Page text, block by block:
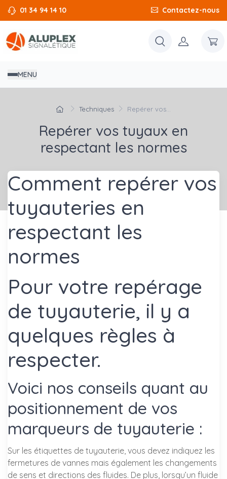
01 34 94 14 10 Contactez-nous
MENU
Techniques Repérer vos...
Repérer vos tuyaux en
respectant les normes
Comment repérer vos
tuyauteries en
respectant les
normes
Pour votre repérage
de tuyauterie, il y a
quelques règles à
respecter.
Voici nos conseils quant au
positionnement de vos
marqueurs de tuyauterie :
Sur les étiquettes de tuyauterie, vous devez indiquez les
fermetures de vannes mais également les changements
de sens et directions des fluides. De plus, lorsqu’un fluide